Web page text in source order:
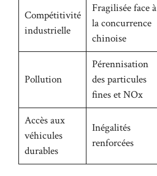
Compétitivité
industrielle
Fragilisée face à
la concurrence
chinoise
Pollution
Pérennisation
des particules
fines et NOx
Accès aux
véhicules
durables
Inégalités
renforcées